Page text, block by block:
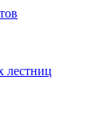
лестниц